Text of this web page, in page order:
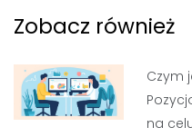
Zobacz również
Czym
na